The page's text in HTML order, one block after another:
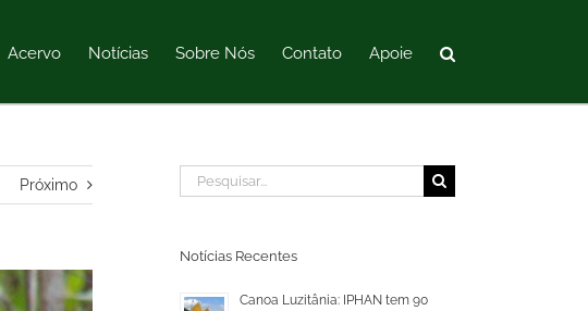
Acervo Notícias Sobre Nós Contato Apoie
Próximo
Buscar
resultados
Notícias Recentes
Canoa Luzitânia: IPHAN tem 90